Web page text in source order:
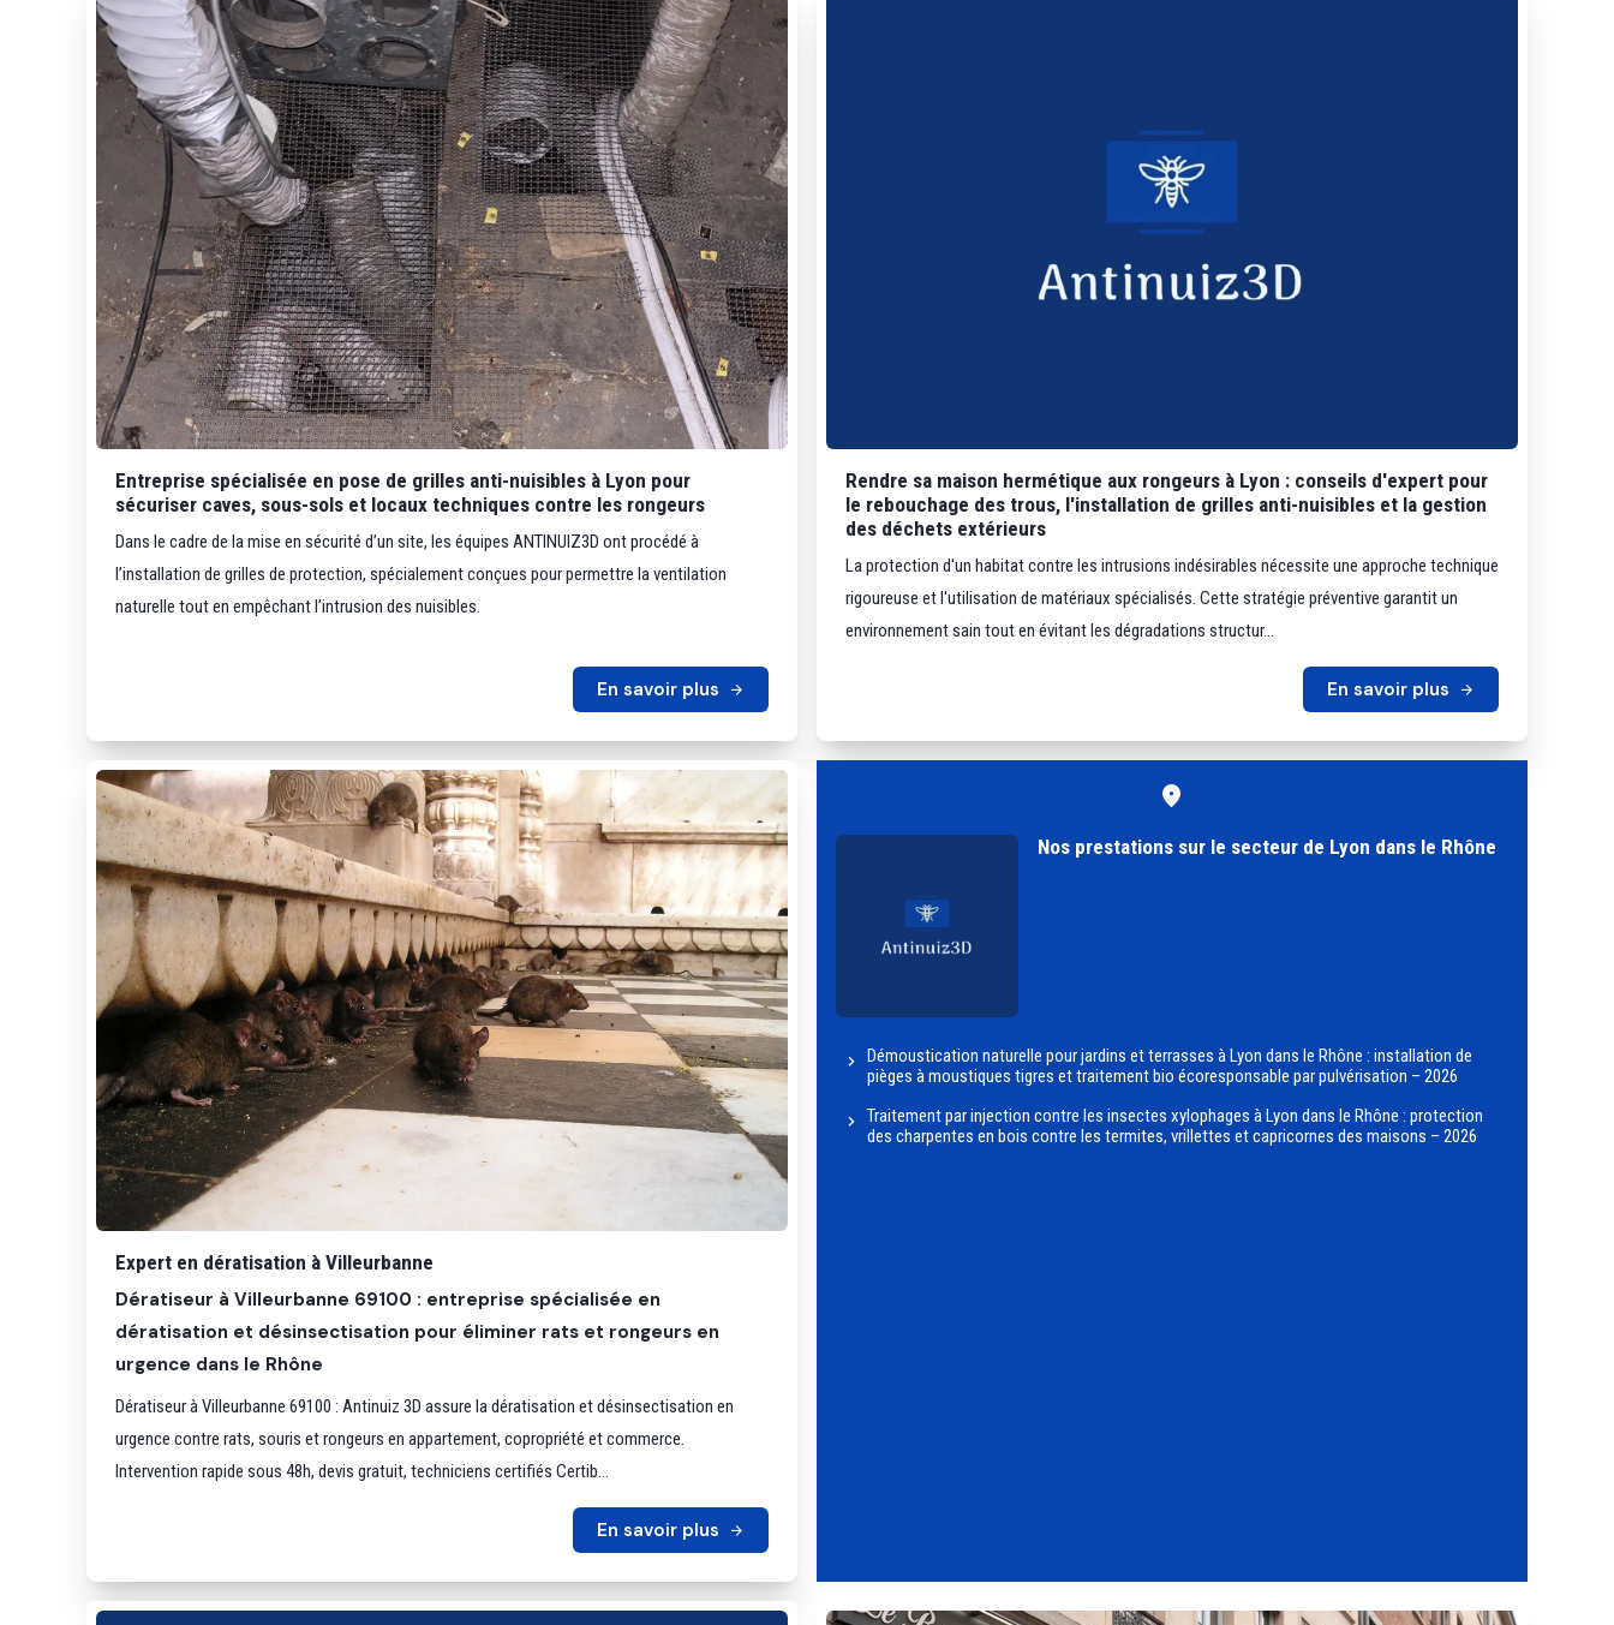
Entreprise spécialisée en pose de grilles anti-nuisibles à Lyon pour
sécuriser caves, sous-sols et locaux techniques contre les rongeurs
Dans le cadre de la mise en sécurité d’un site, les équipes ANTINUIZ3D ont procédé à
l’installation de grilles de protection, spécialement conçues pour permettre la ventilation
naturelle tout en empêchant l’intrusion des nuisibles.
En savoir plus
Rendre sa maison hermétique aux rongeurs à Lyon : conseils d'expert pour
le rebouchage des trous, l'installation de grilles anti-nuisibles et la gestion
des déchets extérieurs
La protection d'un habitat contre les intrusions indésirables nécessite une approche technique
rigoureuse et l'utilisation de matériaux spécialisés. Cette stratégie préventive garantit un
environnement sain tout en évitant les dégradations structur...
En savoir plus
Expert en dératisation à Villeurbanne
Dératiseur à Villeurbanne 69100 : entreprise spécialisée en
dératisation et désinsectisation pour éliminer rats et rongeurs en
urgence dans le Rhône
Dératiseur à Villeurbanne 69100 : Antinuiz 3D assure la dératisation et désinsectisation en
urgence contre rats, souris et rongeurs en appartement, copropriété et commerce.
Intervention rapide sous 48h, devis gratuit, techniciens certifiés Certib...
En savoir plus
Nos prestations sur le secteur de Lyon dans le Rhône
Démoustication naturelle pour jardins et terrasses à Lyon dans le Rhône : installation de
pièges à moustiques tigres et traitement bio écoresponsable par pulvérisation – 2026
Traitement par injection contre les insectes xylophages à Lyon dans le Rhône : protection
des charpentes en bois contre les termites, vrillettes et capricornes des maisons – 2026